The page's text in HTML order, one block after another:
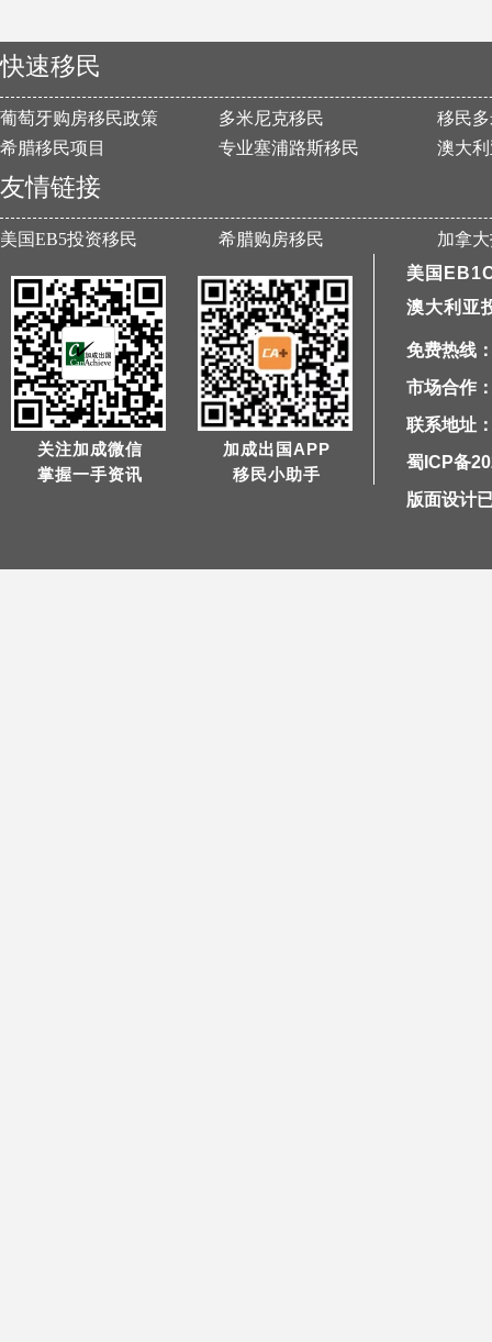
快速移民
葡萄牙购房移民政策 多米尼克移民
移民
希腊移民项目
专业塞浦路斯移民 澳大
友情链接
美国EB5投资移民 希腊购房移民 加拿
关注加成微信
掌握一手资讯
加成出国APP
移民小助手
美国
澳大利亚
免费热线
市场合作
联系地址
蜀ICP备
版面设计